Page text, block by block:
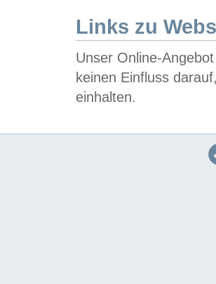
Links zu
Unser Online-
keinen Einfluss
einhalten.